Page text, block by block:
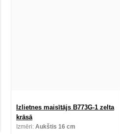
Izlietnes maisītājs B773G-1 zelta
krāsā
Izmēri: Aukštis 16 cm